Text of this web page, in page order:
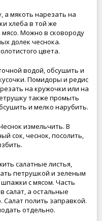
а мякоть нарезать на
хлеба в той же
Можно в сковороду
долек чеснока.
цвета.
водой, обсушить и
Помидоры и редис
на кружочки или на
также промыть
и мелко нарубить.
измельчить. В
сок, чеснок, посолить,
салатные листья,
петрушкой и зеленым
с мясом. Часть
салат, а остальные
Салат полить заправкой.
отдельно.